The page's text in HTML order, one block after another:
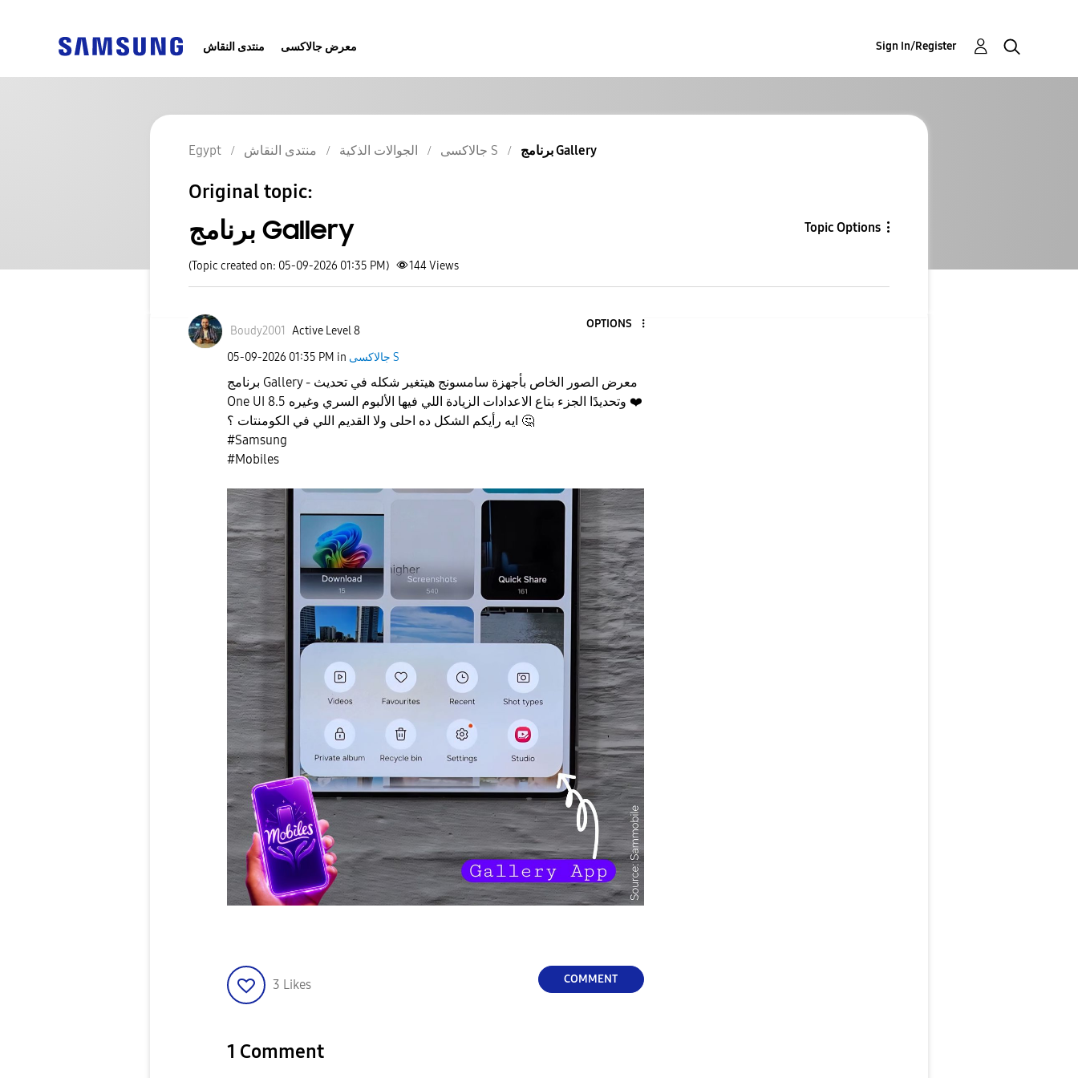
منتدى النقاش معرض جالاكسى Sign In/Register
Egypt منتدى النقاش الجوالات الذكية جالاكسى S برنامج Gallery
Original topic:
برنامج Gallery Topic Options
(Topic created on: 05-09-2026 01:35 PM) 144Views
Boudy2001 Active Level 8
OPTIONS
‎05-09-2026 01:35 PM in جالاكسى S
برنامج Gallery - معرض الصور الخاص بأجهزة سامسونج هيتغير شكله في تحديث
❤️
🤔
#Samsung
#Mobiles
3 Likes COMMENT
1 Comment